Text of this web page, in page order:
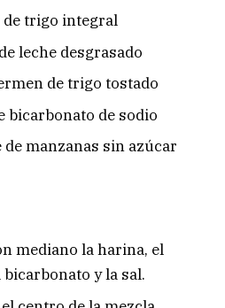
de trigo integral
leche desgrasado
de trigo tostado
bicarbonato de sodio
de manzanas sin azúcar
mediano la harina, el
y la sal.